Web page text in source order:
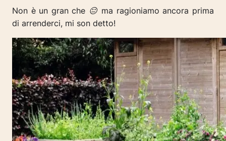
Non è un gran che 😐 ma ragioniamo ancora prima
di arrenderci, mi son detto!